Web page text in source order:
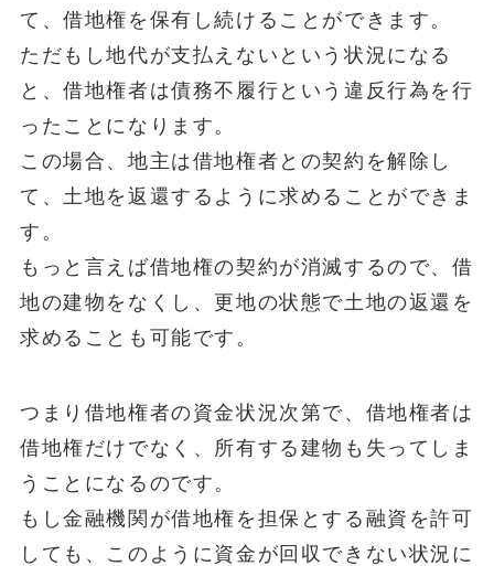
て、借地権を保有し続けることができます。
ただもし地代が支払えないという状況になる
と、借地権者は債務不履行という違反行為を行
ったことになります。
この場合、地主は借地権者との契約を解除し
て、土地を返還するように求めることができま
す。
もっと言えば借地権の契約が消滅するので、借
地の建物をなくし、更地の状態で土地の返還を
求めることも可能です。
つまり借地権者の資金状況次第で、借地権者は
借地権だけでなく、所有する建物も失ってしま
うことになるのです。
もし金融機関が借地権を担保とする融資を許可
しても、このように資金が回収できない状況に